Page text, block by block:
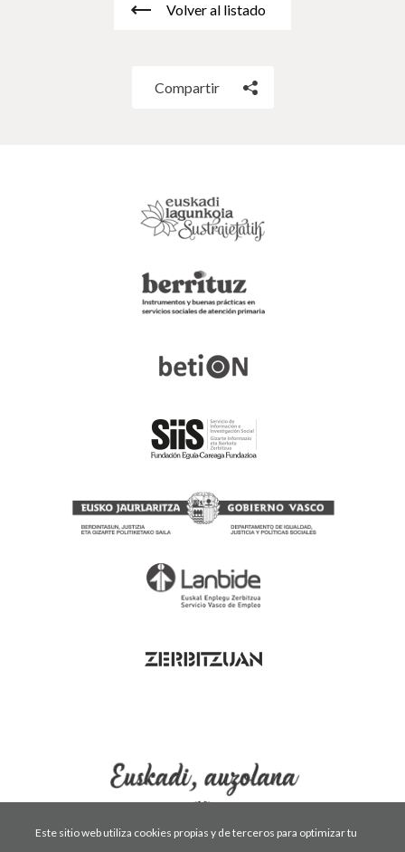
Volver al listado
Compartir
Este sitio web utiliza cookies propias y de terceros para optimizar tu